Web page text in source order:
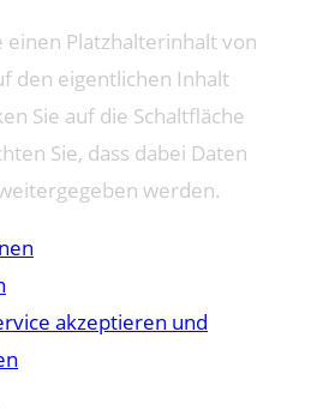
einen Platzhalterinhalt von
den eigentlichen Inhalt
Sie auf die Schaltfläche
Sie, dass dabei Daten
werden.
akzeptieren und